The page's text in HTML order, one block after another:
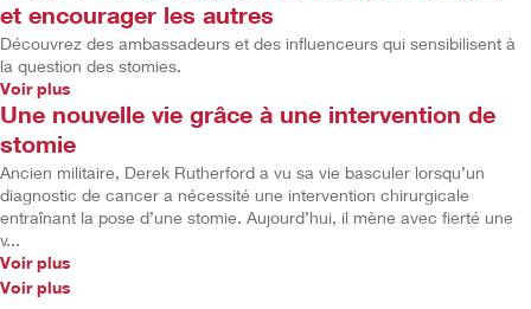
et encourager les autres
Découvrez des ambassadeurs et des influenceurs qui sensibilisent à
la question des stomies.
Voir plus
Une nouvelle vie grâce à une intervention de
stomie
Ancien militaire, Derek Rutherford a vu sa vie basculer lorsqu’un
diagnostic de cancer a nécessité une intervention chirurgicale
entraînant la pose d’une stomie. Aujourd’hui, il mène avec fierté une
v...
Voir plus
Voir plus